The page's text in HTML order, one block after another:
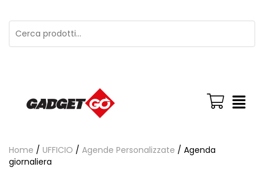
Home / UFFICIO / Agende Personalizzate / Agenda
giornaliera